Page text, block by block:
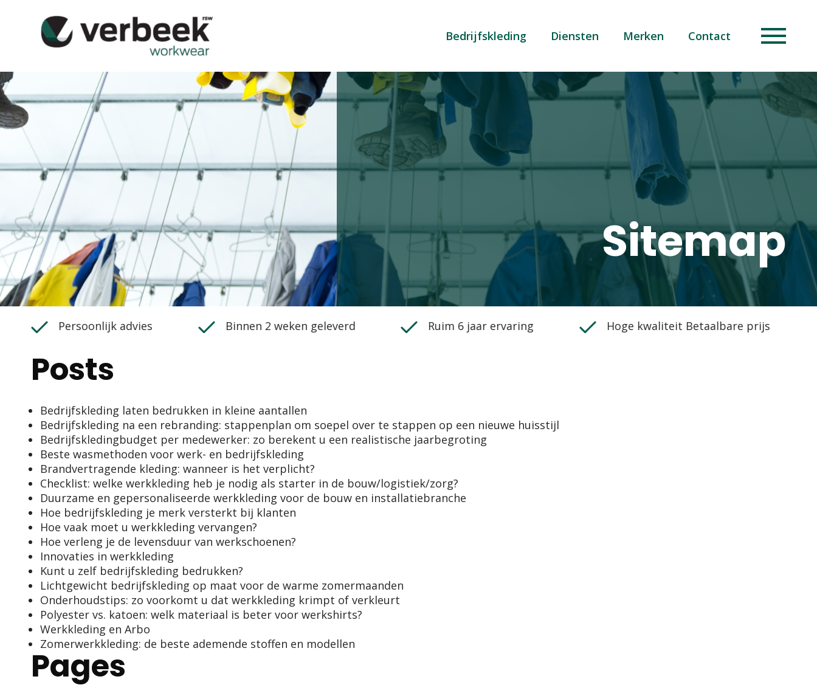
Bedrijfskleding Diensten Merken Contact
Sitemap
Persoonlijk advies Binnen 2 weken geleverd Ruim 6 jaar ervaring Hoge kwaliteit Betaalbare prijs
Posts
Bedrijfskleding laten bedrukken in kleine aantallen
Bedrijfskleding na een rebranding: stappenplan om soepel over te stappen op een nieuwe huisstijl
Bedrijfskledingbudget per medewerker: zo berekent u een realistische jaarbegroting
Beste wasmethoden voor werk- en bedrijfskleding
Brandvertragende kleding: wanneer is het verplicht?
Checklist: welke werkkleding heb je nodig als starter in de bouw/logistiek/zorg?
Duurzame en gepersonaliseerde werkkleding voor de bouw en installatiebranche
Hoe bedrijfskleding je merk versterkt bij klanten
Hoe vaak moet u werkkleding vervangen?
Hoe verleng je de levensduur van werkschoenen?
Innovaties in werkkleding
Kunt u zelf bedrijfskleding bedrukken?
Lichtgewicht bedrijfskleding op maat voor de warme zomermaanden
Onderhoudstips: zo voorkomt u dat werkkleding krimpt of verkleurt
Polyester vs. katoen: welk materiaal is beter voor werkshirts?
Werkkleding en Arbo
Zomerwerkkleding: de beste ademende stoffen en modellen
Pages